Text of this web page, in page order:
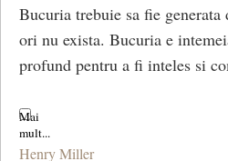
Bucuria trebuie sa fie
ori nu exista. Bucuria e
profund pentru a fi inteles si
Henry Miller